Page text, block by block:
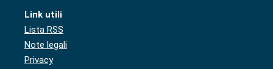
Link utili
Lista RSS
Note legali
Privacy